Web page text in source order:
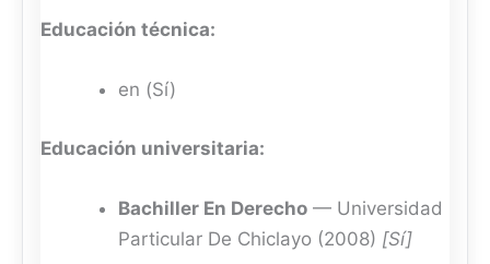
Educación técnica:
en (Sí)
Educación universitaria:
Bachiller En Derecho — Universidad
Particular De Chiclayo (2008) [Sí]